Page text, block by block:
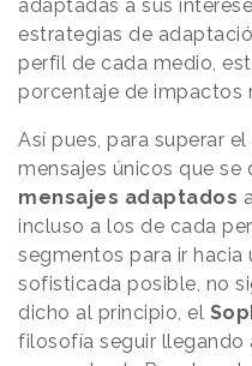
adaptadas a sus
estrategias de
perfil de cada medio,
porcentaje de impactos
Así pues, para superar
mensajes únicos que
mensajes adaptados
incluso a los de cada
segmentos para ir hacia
sofisticada posible, no
dicho al principio, el
filosofía seguir llegando